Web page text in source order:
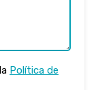
Política de